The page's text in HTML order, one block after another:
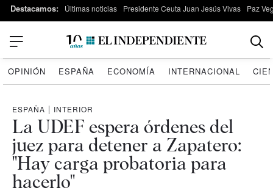
Destacamos: Últimas noticias Presidente Ceuta Juan Jesús Vivas Paz
OPINIÓN ESPAÑA ECONOMÍA INTERNACIONAL
ESPAÑA | INTERIOR
La UDEF espera órdenes del
juez para detener a Zapatero:
"Hay carga probatoria para
hacerlo"